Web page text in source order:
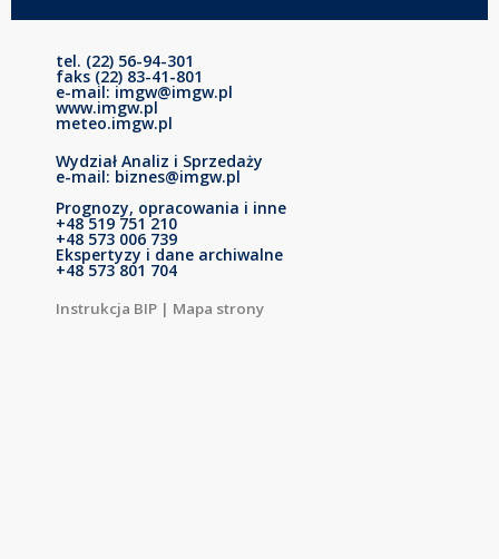
tel. (22) 56-94-301
faks (22) 83-41-801
e-mail: imgw@imgw.pl
www.imgw.pl
meteo.imgw.pl
Wydział Analiz i Sprzedaży
e-mail: biznes@imgw.pl
Prognozy, opracowania i inne
+48 519 751 210
+48 573 006 739
Ekspertyzy i dane archiwalne
+48 573 801 704
Instrukcja BIP | Mapa strony